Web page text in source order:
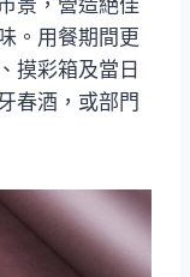
景，營造絕佳
。用餐期間更
摸彩箱及當日
春酒，或部門